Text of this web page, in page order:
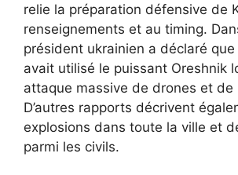
relie la préparation défensive de
renseignements et au timing.
président ukrainien a déclaré que
avait utilisé le puissant Oreshnik
attaque massive de drones et de
D’autres rapports décrivent
explosions dans toute la ville et
parmi les civils.